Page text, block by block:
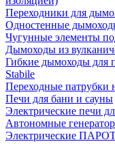
Переходники для
Одностенные
Чугунные элементы
Дымоходы из
Гибкие дымоходы для
Stabile
Переходные патрубки
Печи для бани и сауны
Электрические печи
Автономные
Электрические